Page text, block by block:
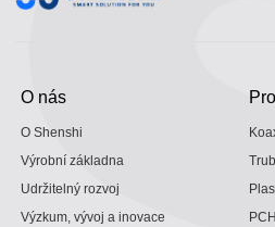
O nás
O Shenshi
Výrobní základna
Udržitelný rozvoj
Výzkum, vývoj a inovace